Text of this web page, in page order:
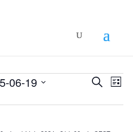
Recherche
de
Liste
06-19